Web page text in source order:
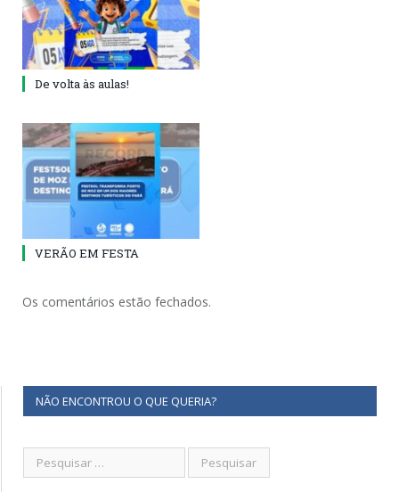
De volta às aulas!
VERÃO EM FESTA
Os comentários estão fechados.
NÃO ENCONTROU O QUE QUERIA?